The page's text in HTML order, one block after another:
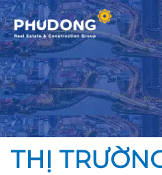
Skip
to
content
THỊ